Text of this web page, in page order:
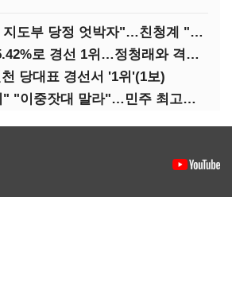
친명계 "정청래 지도부 당정 엇박자"…친청계 "신천지 오물 폭탄"
김민석, 누적 45.42%로 경선 1위…정청래와 격차 0.86%p(2보)
당대표 경선서 '1위'(1보)
"팀 정청래 정리" "이중잣대 말라"…민주 최고위원 계파 다툼 격화